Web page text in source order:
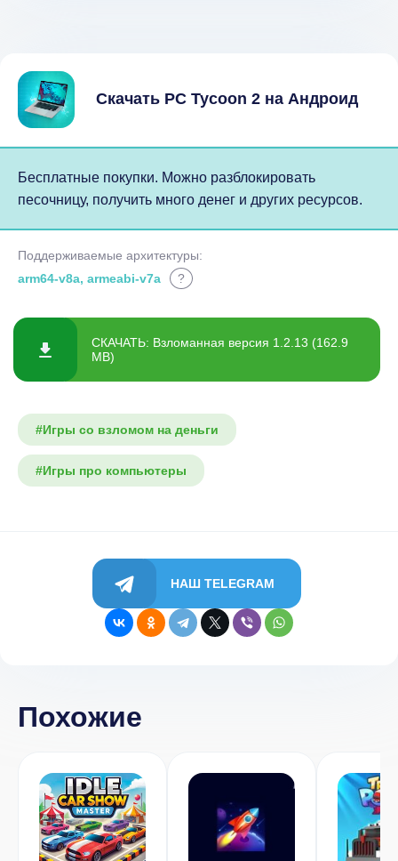
Скачать PC Tycoon 2 на Андроид
Бесплатные покупки. Можно разблокировать
песочницу, получить много денег и других ресурсов.
Поддерживаемые архитектуры:
arm64-v8a, armeabi-v7a
?
СКАЧАТЬ: Взломанная версия 1.2.13 (162.9
MB)
#Игры со взломом на деньги
#Игры про компьютеры
НАШ TELEGRAM
Похожие